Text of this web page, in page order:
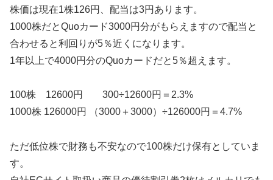
株価は現在1株126円、配当は3円あります。
1000株だとQuoカード3000円分がもらえますので配当と
合わせると利回りが5％近くになります。
1年以上で4000円分のQuoカードだと5％超えます。
100株 12600円 300÷12600円＝2.3%
1000株 126000円 （3000＋3000）÷126000円＝4.7%
ただ低位株で財務も不安なので100株だけ保有としていま
す。